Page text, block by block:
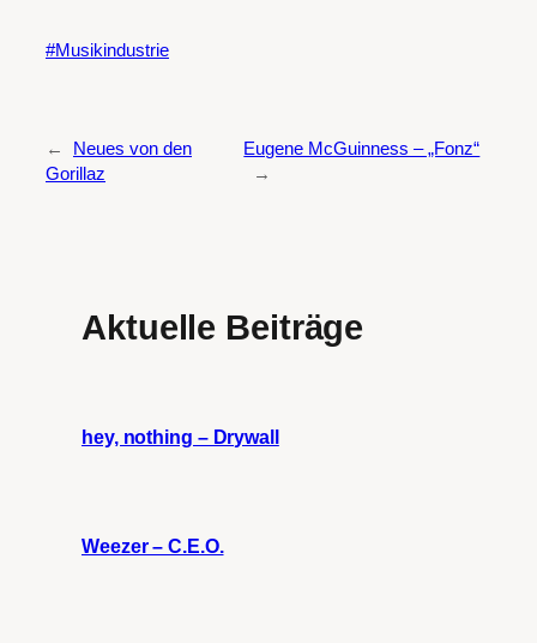
Musikindustrie
←
Neues von den
Gorillaz
Eugene McGuinness – „Fonz“
→
Aktuelle Beiträge
hey, nothing – Drywall
Weezer – C.E.O.